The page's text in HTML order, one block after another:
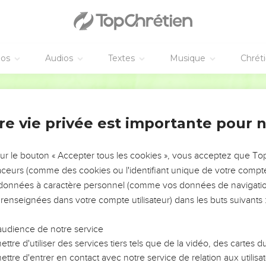
Audios Textes Musique
qui es ma sécurité
Eternel, car tu m’as relevé, tu n’as pas voulu que mes
à toi, et tu m’as guéri.
l’Eternel, vous qui l’aimez, célébrez par vos louanges sa
mais sa grâce toute la vie : le soir arrivent les pleurs, et
: « Je ne serai jamais ébranlé ! »
affermi ma montagne. Tu t’es caché, et j’ai été épouvanté.
mon sang, à me faire descendre dans la tombe ? La
?
de moi ! Eternel, secours-moi ! »
vie privée est importante pour
le bouton « Accepter tous les cookies », vous acceptez que
(comme des cookies ou l'identifiant unique de votre
à caractère personnel (comme vos données de
dans votre compte utilisateur) dans les buts suivants :
de notre service
d'utiliser des services tiers tels que de la vidéo, des cartes
d'entrer en contact avec notre service de relation aux